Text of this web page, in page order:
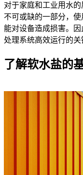
对于家庭和工业用水
不可或缺的一部分，
能对设备造成损害。
处理系统高效运行的关
了解软水盐的